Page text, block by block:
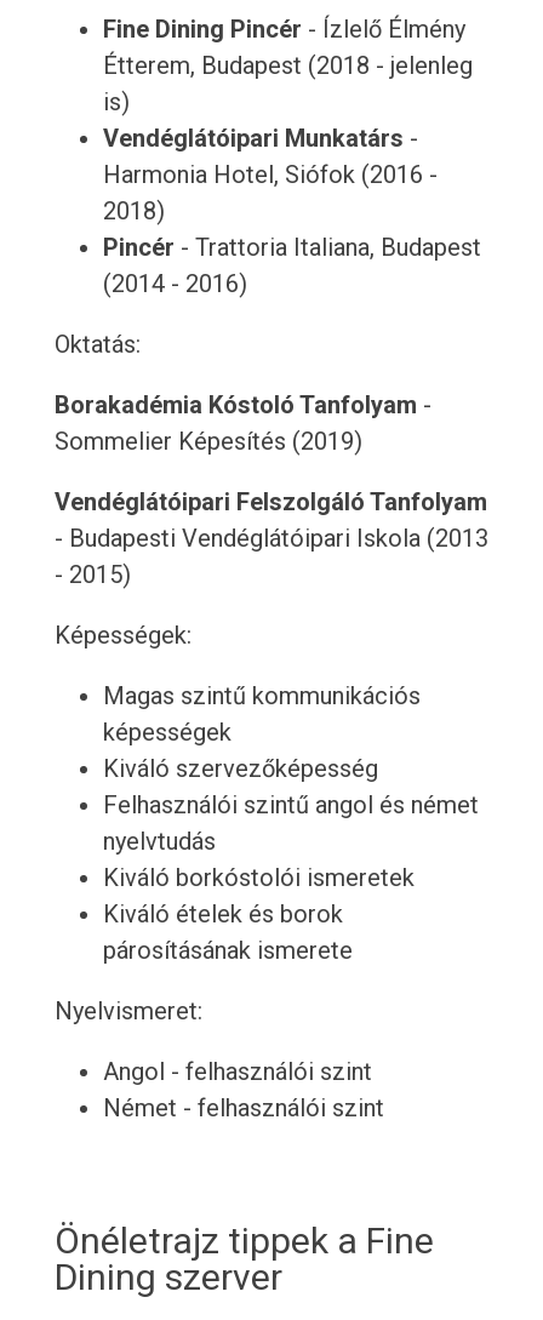
Fine Dining Pincér - Ízlelő Élmény
Étterem, Budapest (2018 - jelenleg
is)
Vendéglátóipari Munkatárs -
Harmonia Hotel, Siófok (2016 -
2018)
Pincér - Trattoria Italiana, Budapest
(2014 - 2016)
Oktatás:
Borakadémia Kóstoló Tanfolyam -
Sommelier Képesítés (2019)
Vendéglátóipari Felszolgáló Tanfolyam
- Budapesti Vendéglátóipari Iskola (2013
- 2015)
Képességek:
Magas szintű kommunikációs
képességek
Kiváló szervezőképesség
Felhasználói szintű angol és német
nyelvtudás
Kiváló borkóstolói ismeretek
Kiváló ételek és borok
párosításának ismerete
Nyelvismeret:
Angol - felhasználói szint
Német - felhasználói szint
Önéletrajz tippek a Fine
Dining szerver